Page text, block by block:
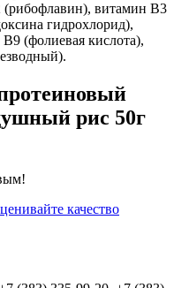
витамин В3
гидрохлорид),
(фолиевая кислота),
рис 50г